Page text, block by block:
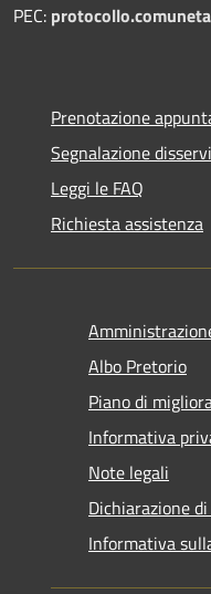
PEC:
Prenotazione
Segnalazione
Leggi le FAQ
Richiesta assistenza
Albo Pretorio
Piano di
Informativa
Note legali
Dichiarazione
Informativa